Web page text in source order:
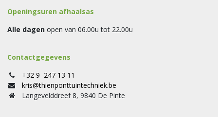
Openingsuren afhaalsas
Alle dagen open van 06.00u tot 22.00u
Contactgegevens
+32 9 247 13 11
kris@thienponttuintechniek.be
Langevelddreef 8, 9840 De Pinte